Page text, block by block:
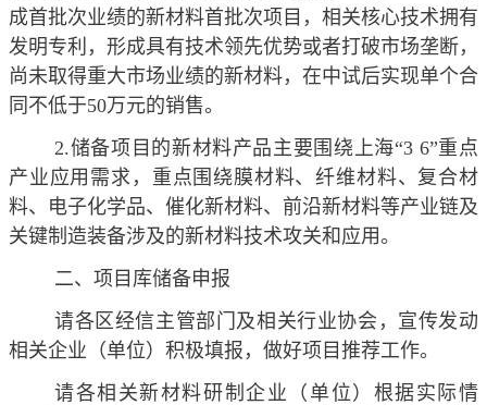
成首批次业绩的新材料首批次项目，相关核心技术拥有
发明专利，形成具有技术领先优势或者打破市场垄断，
尚未取得重大市场业绩的新材料，在中试后实现单个合
同不低于50万元的销售。
2.储备项目的新材料产品主要围绕上海“3 6”重点
产业应用需求，重点围绕膜材料、纤维材料、复合材
料、电子化学品、催化新材料、前沿新材料等产业链及
关键制造装备涉及的新材料技术攻关和应用。
二、项目库储备申报
请各区经信主管部门及相关行业协会，宣传发动
相关企业（单位）积极填报，做好项目推荐工作。
请各相关新材料研制企业（单位）根据实际情